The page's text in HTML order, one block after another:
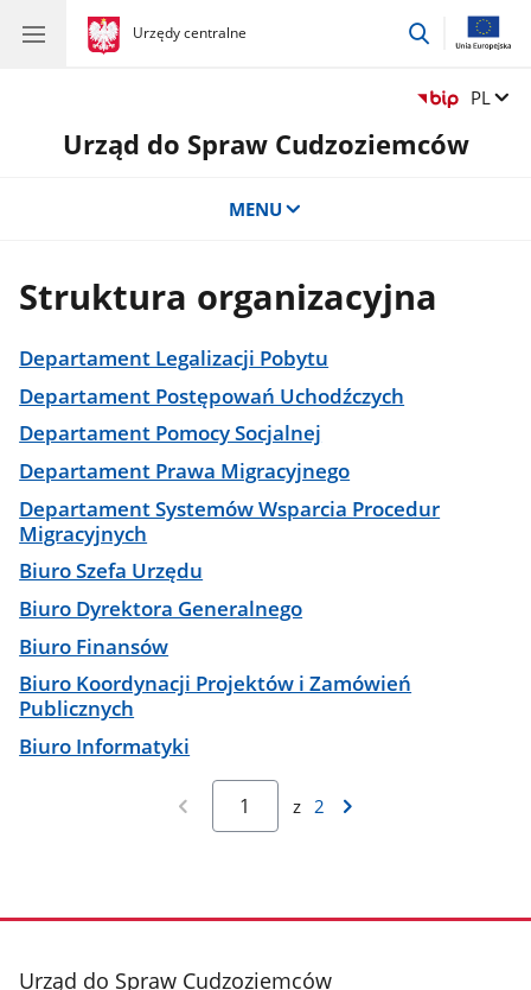
gov.pl
Urzędy centralne
gov.pl
Urzędy
przejdź
Zmień
PL
Urząd do Spraw Cudzoziemców
MENU
Struktura organizacyjna
Departament Legalizacji Pobytu
Departament Postępowań Uchodźczych
Departament Pomocy Socjalnej
Departament Prawa Migracyjnego
Departament Systemów Wsparcia Procedur
Migracyjnych
Biuro Szefa Urzędu
Biuro Dyrektora Generalnego
Biuro Finansów
Biuro Koordynacji Projektów i Zamówień
Publicznych
Biuro Informatyki
z 2
stopka
Urząd do Spraw Cudzoziemców